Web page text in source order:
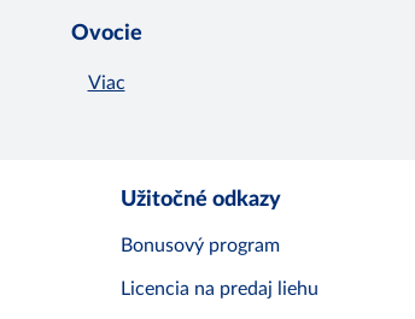
Ovocie
Viac
Užitočné odkazy
Bonusový program
Licencia na predaj liehu